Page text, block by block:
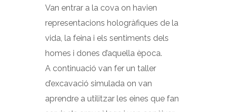
Van entrar a la cova on havien
representacions hologràfiques de la
vida, la feina i els sentiments dels
homes i dones d’aquella època.
A continuació van fer un taller
d’excavació simulada on van
aprendre a utilitzar les eines que fan